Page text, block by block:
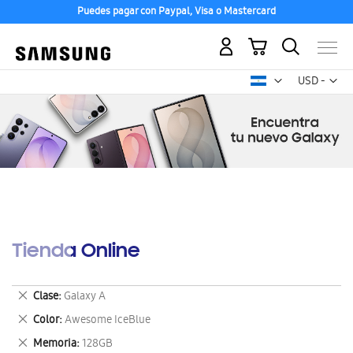
Puedes pagar con Paypal, Visa o Mastercard
USD -
dólar
Mi carrito
Tienda Online
Clase Galaxy A
Eliminar
este
artículo
Color Awesome IceBlue
Eliminar
este
Memoria 128GB
Eliminar